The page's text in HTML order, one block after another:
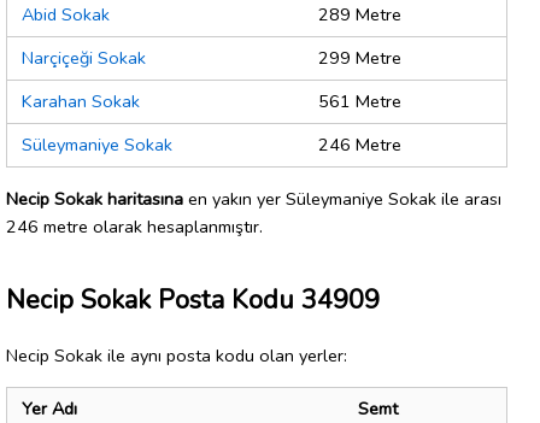
Abid Sokak
289 Metre
Narçiçeği Sokak
299 Metre
Karahan Sokak
561 Metre
Süleymaniye Sokak
246 Metre
Necip Sokak haritasına en yakın yer Süleymaniye Sokak ile arası
246 metre olarak hesaplanmıştır.
Necip Sokak Posta Kodu 34909
Necip Sokak ile aynı posta kodu olan yerler:
Yer Adı
Semt